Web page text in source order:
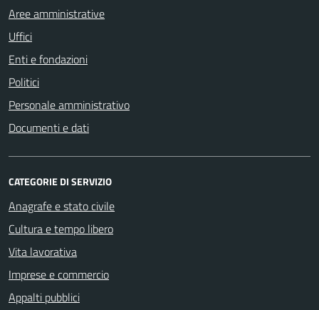
Aree amministrative
Uffici
Enti e fondazioni
Politici
Personale amministrativo
Documenti e dati
CATEGORIE DI SERVIZIO
Anagrafe e stato civile
Cultura e tempo libero
Vita lavorativa
Imprese e commercio
Appalti pubblici